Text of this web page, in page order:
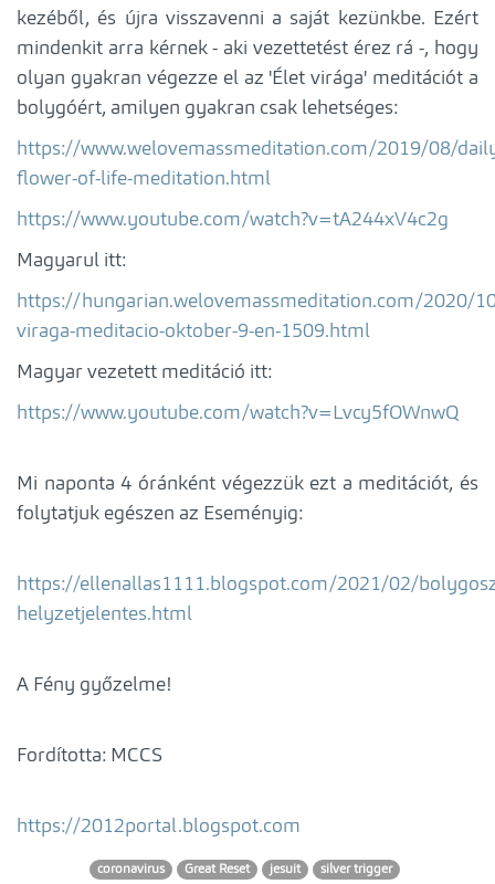
kezéből, és újra visszavenni a saját kezünkbe. Ezért
mindenkit arra kérnek - aki vezettetést érez rá -, hogy
olyan gyakran végezze el az 'Élet virága' meditációt a
bolygóért, amilyen gyakran csak lehetséges:
https://www.welovemassmeditation.com/2019/08/
flower-of-life-meditation.html
https://www.youtube.com/watch?v=tA244xV4c2g
Magyarul itt:
https://hungarian.welovemassmeditation.com/2020/
viraga-meditacio-oktober-9-en-1509.html
Magyar vezetett meditáció itt:
https://www.youtube.com/watch?v=Lvcy5fOWnwQ
Mi naponta 4 óránként végezzük ezt a meditációt, és
folytatjuk egészen az Eseményig:
https://ellenallas1111.blogspot.com/2021/02/
helyzetjelentes.html
A Fény győzelme!
Fordította: MCCS
https://2012portal.blogspot.com
coronavirus Great Reset jesuit silver trigger